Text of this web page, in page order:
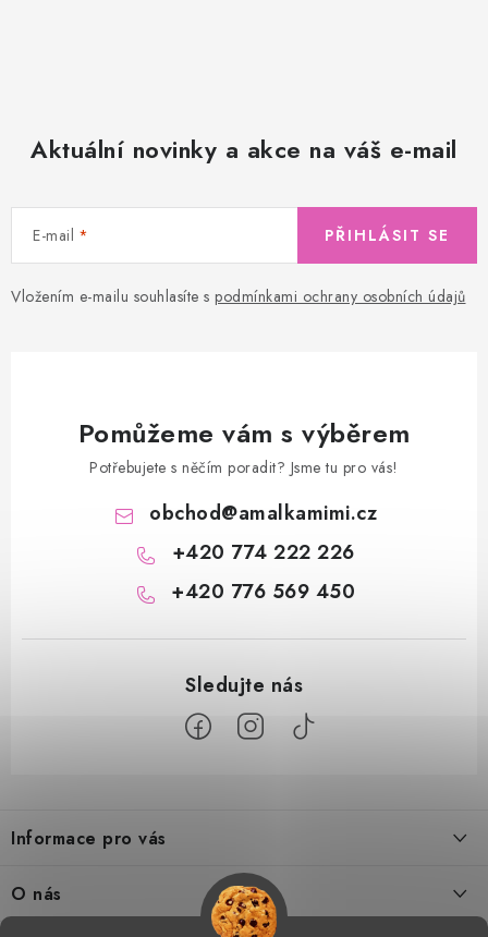
Aktuální novinky a akce na váš e-mail
E-mail
Vložením e-mailu souhlasíte s podmínkami ochrany osobních údajů
PŘIHLÁSIT SE
Pomůžeme vám s výběrem
Potřebujete s něčím poradit? Jsme tu pro vás!
obchod@amalkamimi.cz
+420 774 222 226
+420 776 569 450
p
a
t
Informace pro vás
Tabulka velikostí
O nás